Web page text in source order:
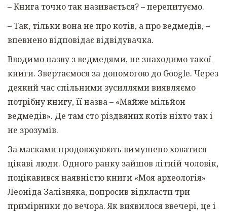
– Книга точно так називається? – перепитуємо.
– Так, тільки вона не про котів, а про ведмедів, –
впевнено відповідає відвідувачка.
Вводимо назву з ведмедями, не знаходимо такої
книги. Звертаємося за допомогою до Google. Через
деякий час спільними зусиллями виявляємо
потрібну книгу, її назва – «Майже мільйон
ведмедів». Де там сто різдвяних котів ніхто так і
не зрозумів.
За масками продовжуюють вимушено ховатися
цікаві люди. Одного ранку зайшов літній чоловік,
поцікавився наявністю книги «Моя археологія»
Леоніда Залізняка, попросив відкласти три
примірники до вечора. Як виявилося ввечері, це і